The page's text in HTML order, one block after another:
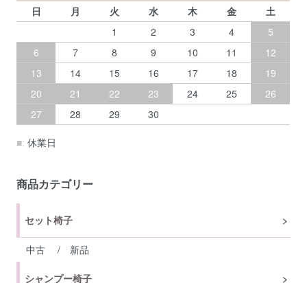
日
月 火 水 木 金
土
1
2 3 4
5
6
7 8 9 10 11
12
13
14 15 16 17 18
19
20
21 22 23 24 25
26
27
28 29 30
■: 休業日
商品カテゴリー
セット椅子
中古 / 新品
シャンプー椅子